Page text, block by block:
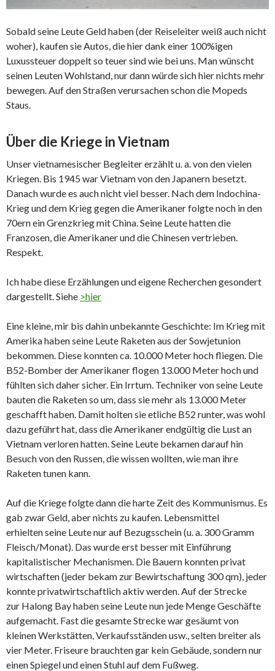
Sobald seine Leute Geld haben (der Reiseleiter weiß auch nicht
woher), kaufen sie Autos, die hier dank einer 100%igen
Luxussteuer doppelt so teuer sind wie bei uns. Man wünscht
seinen Leuten Wohlstand, nur dann würde sich hier nichts mehr
bewegen. Auf den Straßen verursachen schon die Mopeds
Staus.
Über die Kriege in Vietnam
Unser vietnamesischer Begleiter erzählt u. a. von den vielen
Kriegen. Bis 1945 war Vietnam von den Japanern besetzt.
Danach wurde es auch nicht viel besser. Nach dem Indochina-
Krieg und dem Krieg gegen die Amerikaner folgte noch in den
70ern ein Grenzkrieg mit China. Seine Leute hatten die
Franzosen, die Amerikaner und die Chinesen vertrieben.
Respekt.
Ich habe diese Erzählungen und eigene Recherchen gesondert
dargestellt. Siehe >hier
Eine kleine, mir bis dahin unbekannte Geschichte: Im Krieg mit
Amerika haben seine Leute Raketen aus der Sowjetunion
bekommen. Diese konnten ca. 10.000 Meter hoch fliegen. Die
B52-Bomber der Amerikaner flogen 13.000 Meter hoch und
fühlten sich daher sicher. Ein Irrtum. Techniker von seine Leute
bauten die Raketen so um, dass sie mehr als 13.000 Meter
geschafft haben. Damit holten sie etliche B52 runter, was wohl
dazu geführt hat, dass die Amerikaner endgültig die Lust an
Vietnam verloren hatten. Seine Leute bekamen darauf hin
Besuch von den Russen, die wissen wollten, wie man ihre
Raketen tunen kann.
Auf die Kriege folgte dann die harte Zeit des Kommunismus. Es
gab zwar Geld, aber nichts zu kaufen. Lebensmittel
erhielten seine Leute nur auf Bezugsschein (u. a. 300 Gramm
Fleisch/Monat). Das wurde erst besser mit Einführung
kapitalistischer Mechanismen. Die Bauern konnten privat
wirtschaften (jeder bekam zur Bewirtschaftung 300 qm), jeder
konnte privatwirtschaftlich aktiv werden. Auf der Strecke
zur Halong Bay haben seine Leute nun jede Menge Geschäfte
aufgemacht. Fast die gesamte Strecke war gesäumt von
kleinen Werkstätten, Verkaufsständen usw., selten breiter als
vier Meter. Friseure brauchten gar kein Gebäude, sondern nur
einen Spiegel und einen Stuhl auf dem Fußweg.